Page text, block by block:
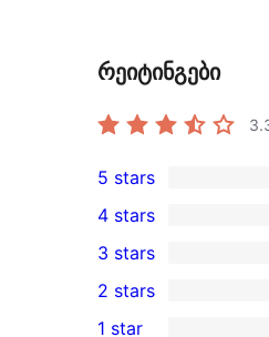
რეიტინგები
4
5-
star
reviews
5 stars
4-
star
reviews
4 stars
0
3-
3 stars
2 stars
1 star